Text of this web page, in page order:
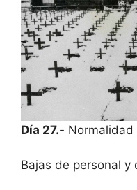
Día 27.-
Bajas de personal y